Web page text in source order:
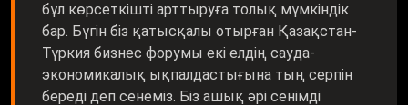
бұл көрсеткішті арттыруға толық мүмкіндік
бар. Бүгін біз қатысқалы отырған Қазақстан-
Түркия бизнес форумы екі елдің сауда-
экономикалық ықпалдастығына тың серпін
береді деп сенеміз. Біз ашық әрі сенімді